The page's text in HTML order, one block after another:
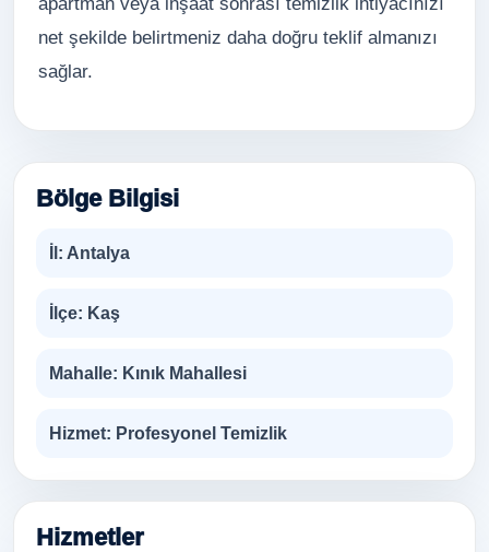
net şekilde belirtmeniz daha doğru teklif almanızı
sağlar.
Bölge Bilgisi
İl: Antalya
İlçe: Kaş
Mahalle: Kınık Mahallesi
Hizmet: Profesyonel Temizlik
Hizmetler